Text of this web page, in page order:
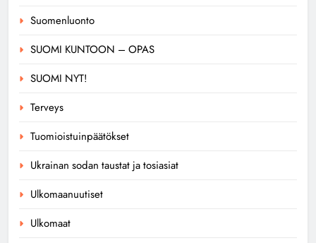
Suomenluonto
SUOMI KUNTOON – OPAS
SUOMI NYT!
Terveys
Tuomioistuinpäätökset
Ukrainan sodan taustat ja tosiasiat
Ulkomaanuutiset
Ulkomaat